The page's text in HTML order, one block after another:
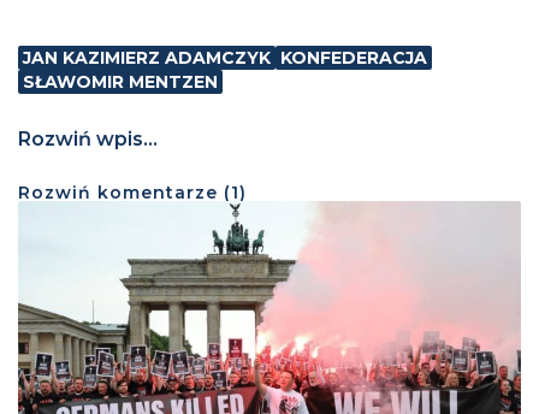
JAN KAZIMIERZ ADAMCZYK KONFEDERACJA
SŁAWOMIR MENTZEN
Rozwiń wpis...
Rozwiń komentarze (1)